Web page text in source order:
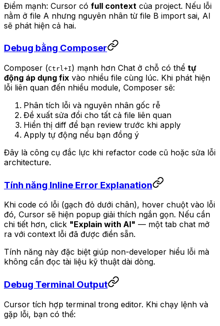
Điểm mạnh: Cursor có full context của project. Nếu lỗi
nằm ở file A nhưng nguyên nhân từ file B import sai, AI
sẽ phát hiện cả hai.
Debug bằng Composer
Composer (Ctrl+I) mạnh hơn Chat ở chỗ có thể tự
động áp dụng fix vào nhiều file cùng lúc. Khi phát hiện
lỗi liên quan đến nhiều module, Composer sẽ:
Phân tích lỗi và nguyên nhân gốc rễ
Đề xuất sửa đổi cho tất cả file liên quan
Hiển thị diff để bạn review trước khi apply
Apply tự động nếu bạn đồng ý
Đây là công cụ đắc lực khi refactor code cũ hoặc sửa lỗi
architecture.
Tính năng Inline Error Explanation
Khi code có lỗi (gạch đỏ dưới chân), hover chuột vào lỗi
đó, Cursor sẽ hiện popup giải thích ngắn gọn. Nếu cần
chi tiết hơn, click "Explain with AI" — một tab chat mở
ra với context lỗi đã được điền sẵn.
Tính năng này đặc biệt giúp non-developer hiểu lỗi mà
không cần đọc tài liệu kỹ thuật dài dòng.
Debug Terminal Output
Cursor tích hợp terminal trong editor. Khi chạy lệnh và
gặp lỗi, bạn có thể: